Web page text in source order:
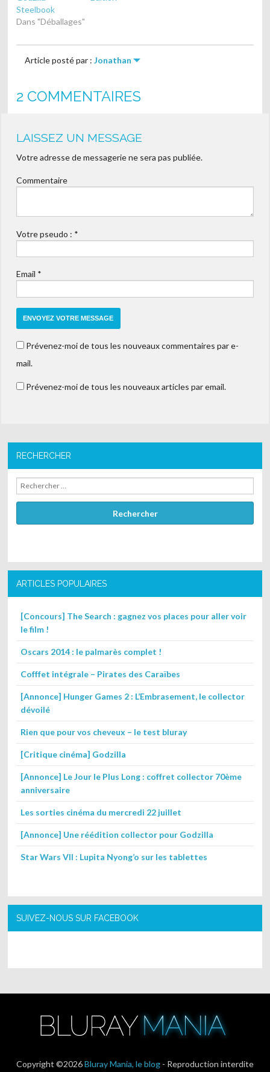
Steelbook
Dans "Déballages"
Article posté par :Jonathan
2 COMMENTAIRES
LAISSEZ UN MESSAGE
Votre adresse de messagerie ne sera pas publiée.
Commentaire
Votre pseudo : *
Email *
Prévenez-moi de tous les nouveaux commentaires par e-
mail.
Prévenez-moi de tous les nouveaux articles par email.
RECHERCHER
Rechercher
ARTICLES POPULAIRES
[Concours] The Search : gagnez vos places pour aller voir
le film !
Oscars 2014 : le palmarès complet !
Cofffet intégrale – Pirates des Caraïbes
[Annonce] Hunger Games 2 : L’Embrasement, le collector
dévoilé
Rien que pour vos cheveux – le test bluray
[Critique cinéma] Godzilla
[Annonce] Le Jour le Plus Long : coffret collector 70ème
anniversaire
Les sorties cinéma du mercredi 22 juillet
[Annonce] Une réédition collector pour Godzilla
Star Wars VII : Lupita Nyong’o sur les tablettes
SUIVEZ-NOUS SUR FACEBOOK
Copyright ©2026Bluray Mania, le blog - Reproduction interdite